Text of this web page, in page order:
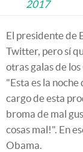
2017
El presidente de
Twitter, pero sí
otras galas de
"Esta es la
cargo de esta
broma de mal
cosas mal!". En
Obama.